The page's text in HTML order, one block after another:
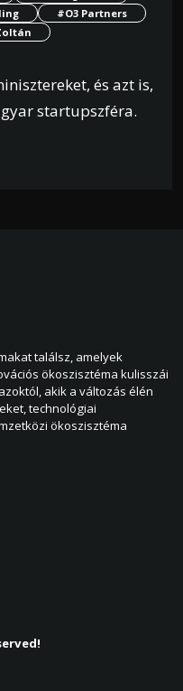
#O3 Partners
és azt is,
startupszféra.
találsz, amelyek
ökoszisztéma kulisszái
akik a változás élén
technológiai
ökoszisztéma